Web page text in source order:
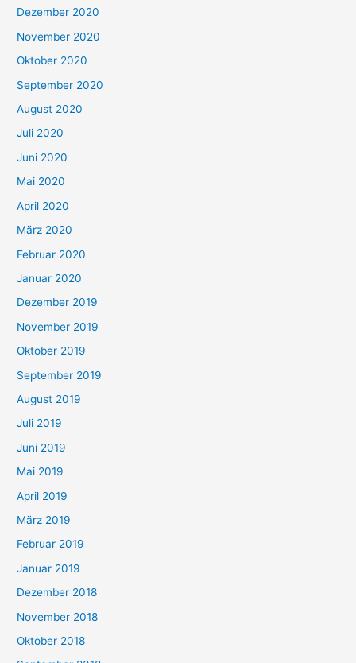
Dezember 2020
November 2020
Oktober 2020
September 2020
August 2020
Juli 2020
Juni 2020
Mai 2020
April 2020
März 2020
Februar 2020
Januar 2020
Dezember 2019
November 2019
Oktober 2019
September 2019
August 2019
Juli 2019
Juni 2019
Mai 2019
April 2019
März 2019
Februar 2019
Januar 2019
Dezember 2018
November 2018
Oktober 2018